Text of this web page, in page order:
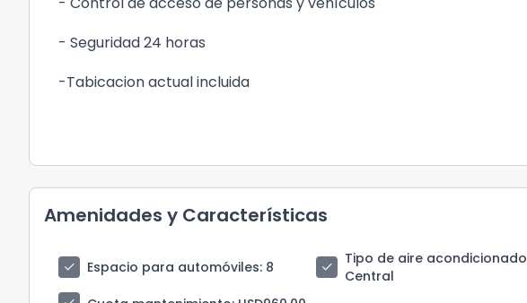
- Seguridad 24 horas
-Tabicacion actual incluida
Amenidades y Características
check Espacio para automóviles: 8 check Tipo de aire acondicionado
Central